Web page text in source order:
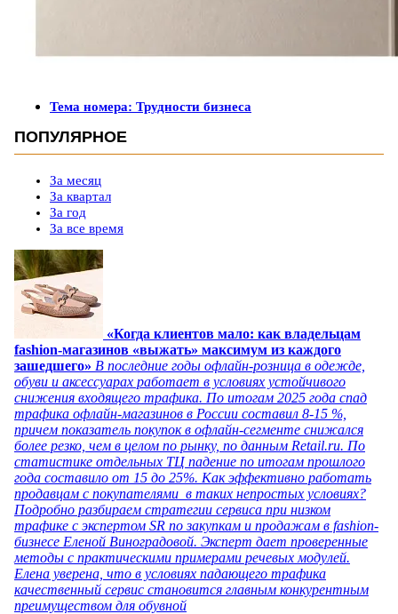
Тема номера: Трудности бизнеса
ПОПУЛЯРНОЕ
За месяц
За квартал
За год
За все время
«Когда клиентов мало: как владельцам
fashion-магазинов «выжать» максимум из каждого
зашедшего» В последние годы офлайн-розница в одежде,
обуви и аксессуарах работает в условиях устойчивого
снижения входящего трафика. По итогам 2025 года спад
трафика офлайн-магазинов в России составил 8-15 %,
причем показатель покупок в офлайн-сегменте снижался
более резко, чем в целом по рынку, по данным Retail.ru. По
статистике отдельных ТЦ падение по итогам прошлого
года составило от 15 до 25%. Как эффективно работать
продавцам с покупателями в таких непростых условиях?
Подробно разбираем стратегии сервиса при низком
трафике с экспертом SR по закупкам и продажам в fashion-
бизнесе Еленой Виноградовой. Эксперт дает проверенные
методы с практическими примерами речевых модулей.
Елена уверена, что в условиях падающего трафика
качественный сервис становится главным конкурентным
преимуществом для обувной